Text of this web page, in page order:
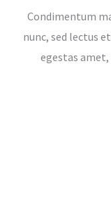
Condimentum
nunc, sed lectus
egestas